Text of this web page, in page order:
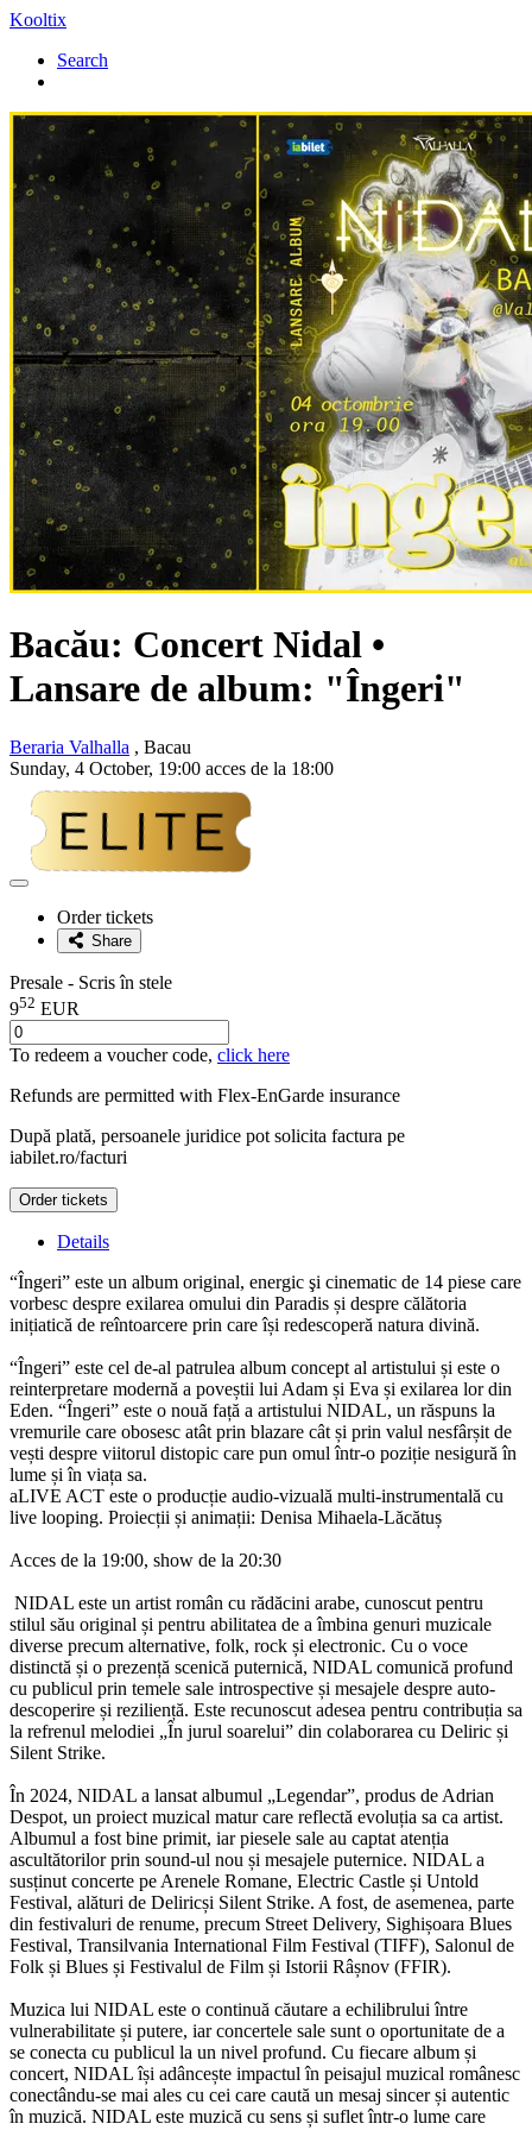
Kooltix
Search
Bacău: Concert Nidal •
Lansare de album: "Îngeri"
Beraria Valhalla , Bacau
Sunday, 4 October, 19:00 acces de la 18:00
Adaugă
favoriteOrder tickets
Share
Presale - Scris în stele
952 EUR
To redeem a voucher code, click here
Refunds are permitted with Flex-EnGarde insurance
După plată, persoanele juridice pot solicita factura pe
iabilet.ro/facturi
Order tickets
Details
“Îngeri” este un album original, energic şi cinematic de 14 piese care
vorbesc despre exilarea omului din Paradis și despre călătoria
inițiatică de reîntoarcere prin care își redescoperă natura divină.
“Îngeri” este cel de-al patrulea album concept al artistului și este o
reinterpretare modernă a poveștii lui Adam și Eva și exilarea lor din
Eden. “Îngeri” este o nouă față a artistului NIDAL, un răspuns la
vremurile care obosesc atât prin blazare cât și prin valul nesfârșit de
vești despre viitorul distopic care pun omul într-o poziție nesigură în
lume și în viața sa.
aLIVE ACT este o producție audio-vizuală multi-instrumentală cu
live looping. Proiecții și animații: Denisa Mihaela-Lăcătuș
Acces de la 19:00, show de la 20:30
NIDAL este un artist român cu rădăcini arabe, cunoscut pentru
stilul său original și pentru abilitatea de a îmbina genuri muzicale
diverse precum alternative, folk, rock și electronic. Cu o voce
distinctă și o prezență scenică puternică, NIDAL comunică profund
cu publicul prin temele sale introspective și mesajele despre auto-
descoperire și reziliență. Este recunoscut adesea pentru contribuția sa
la refrenul melodiei „În jurul soarelui” din colaborarea cu Deliric și
Silent Strike.
În 2024, NIDAL a lansat albumul „Legendar”, produs de Adrian
Despot, un proiect muzical matur care reflectă evoluția sa ca artist.
Albumul a fost bine primit, iar piesele sale au captat atenția
ascultătorilor prin sound-ul nou și mesajele puternice. NIDAL a
susținut concerte pe Arenele Romane, Electric Castle și Untold
Festival, alături de Deliricși Silent Strike. A fost, de asemenea, parte
din festivaluri de renume, precum Street Delivery, Sighișoara Blues
Festival, Transilvania International Film Festival (TIFF), Salonul de
Folk și Blues și Festivalul de Film și Istorii Râșnov (FFIR).
Muzica lui NIDAL este o continuă căutare a echilibrului între
vulnerabilitate și putere, iar concertele sale sunt o oportunitate de a
se conecta cu publicul la un nivel profund. Cu fiecare album și
concert, NIDAL își adâncește impactul în peisajul muzical românesc
conectându-se mai ales cu cei care caută un mesaj sincer și autentic
în muzică. NIDAL este muzică cu sens și suflet într-o lume care